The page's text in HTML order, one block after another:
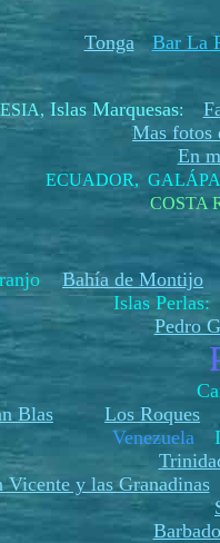
Tonga Bar La
, Islas Marquesas:
Mas fotos
En
ECUADOR,
COSTA
Bahía de Montijo
Islas
Pedro
Blas
Los Roques
Venezuela
Vicente y las Granadinas